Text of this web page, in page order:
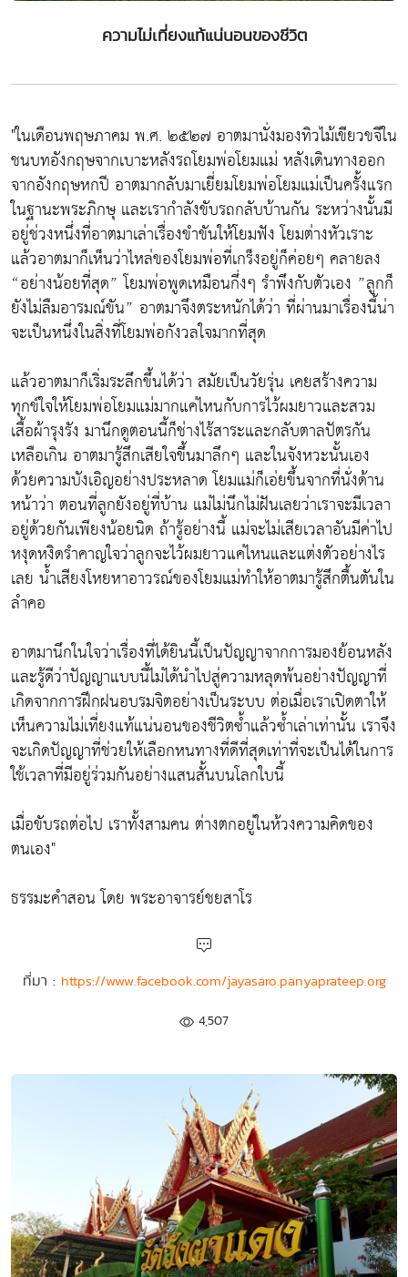
ความไม่เที่ยงแท้แน่นอนของชีวิต
"ในเดือนพฤษภาคม พ.ศ. ๒๕๒๗ อาตมานั่งมองทิวไม้เขียวขจีใน
ชนบทอังกฤษจากเบาะหลังรถโยมพ่อโยมแม่ หลังเดินทางออก
จากอังกฤษหกปี อาตมากลับมาเยี่ยมโยมพ่อโยมแม่เป็นครั้งแรก
ในฐานะพระภิกษุ และเรากำลังขับรถกลับบ้านกัน ระหว่างนั้นมี
อยู่ช่วงหนึ่งที่อาตมาเล่าเรื่องขำขันให้โยมฟัง โยมต่างหัวเราะ
แล้วอาตมาก็เห็นว่าไหล่ของโยมพ่อที่เกร็งอยู่ก็ค่อยๆ คลายลง
“อย่างน้อยที่สุด” โยมพ่อพูดเหมือนกึ่งๆ รำพึงกับตัวเอง ”ลูกก็
ยังไม่ลืมอารมณ์ขัน” อาตมาจึงตระหนักได้ว่า ที่ผ่านมาเรื่องนี้น่า
จะเป็นหนึ่งในสิ่งที่โยมพ่อกังวลใจมากที่สุด
แล้วอาตมาก็เริ่มระลึกขึ้นได้ว่า สมัยเป็นวัยรุ่น เคยสร้างความ
ทุกข์ใจให้โยมพ่อโยมแม่มากแค่ไหนกับการไว้ผมยาวและสวม
เสื้อผ้ารุงรัง มานึกดูตอนนี้ก็ช่างไร้สาระและกลับตาลปัตรกัน
เหลือเกิน อาตมารู้สึกเสียใจขึ้นมาลึกๆ และในจังหวะนั้นเอง
ด้วยความบังเอิญอย่างประหลาด โยมแม่ก็เอ่ยขึ้นจากที่นั่งด้าน
หน้าว่า ตอนที่ลูกยังอยู่ที่บ้าน แม่ไม่นึกไม่ฝันเลยว่าเราจะมีเวลา
อยู่ด้วยกันเพียงน้อยนิด ถ้ารู้อย่างนี้ แม่จะไม่เสียเวลาอันมีค่าไป
หงุดหงิดรำคาญใจว่าลูกจะไว้ผมยาวแค่ไหนและแต่งตัวอย่างไร
เลย น้ำเสียงโหยหาอาวรณ์ของโยมแม่ทำให้อาตมารู้สึกตื้นตันใน
ลำคอ
อาตมานึกในใจว่าเรื่องที่ได้ยินนี้เป็นปัญญาจากการมองย้อนหลัง
และรู้ดีว่าปัญญาแบบนี้ไม่ได้นำไปสู่ความหลุดพ้นอย่างปัญญาที่
เกิดจากการฝึกฝนอบรมจิตอย่างเป็นระบบ ต่อเมื่อเราเปิดตาให้
เห็นความไม่เที่ยงแท้แน่นอนของชีวิตซ้ำแล้วซ้ำเล่าเท่านั้น เราจึง
จะเกิดปัญญาที่ช่วยให้เลือกหนทางที่ดีที่สุดเท่าที่จะเป็นได้ในการ
ใช้เวลาที่มีอยู่ร่วมกันอย่างแสนสั้นบนโลกใบนี้
เมื่อขับรถต่อไป เราทั้งสามคน ต่างตกอยู่ในห้วงความคิดของ
ตนเอง"
ธรรมะคำสอน โดย พระอาจารย์ชยสาโร
ที่มา : https://www.facebook.com/jayasaro.panyaprateep.org
4,507